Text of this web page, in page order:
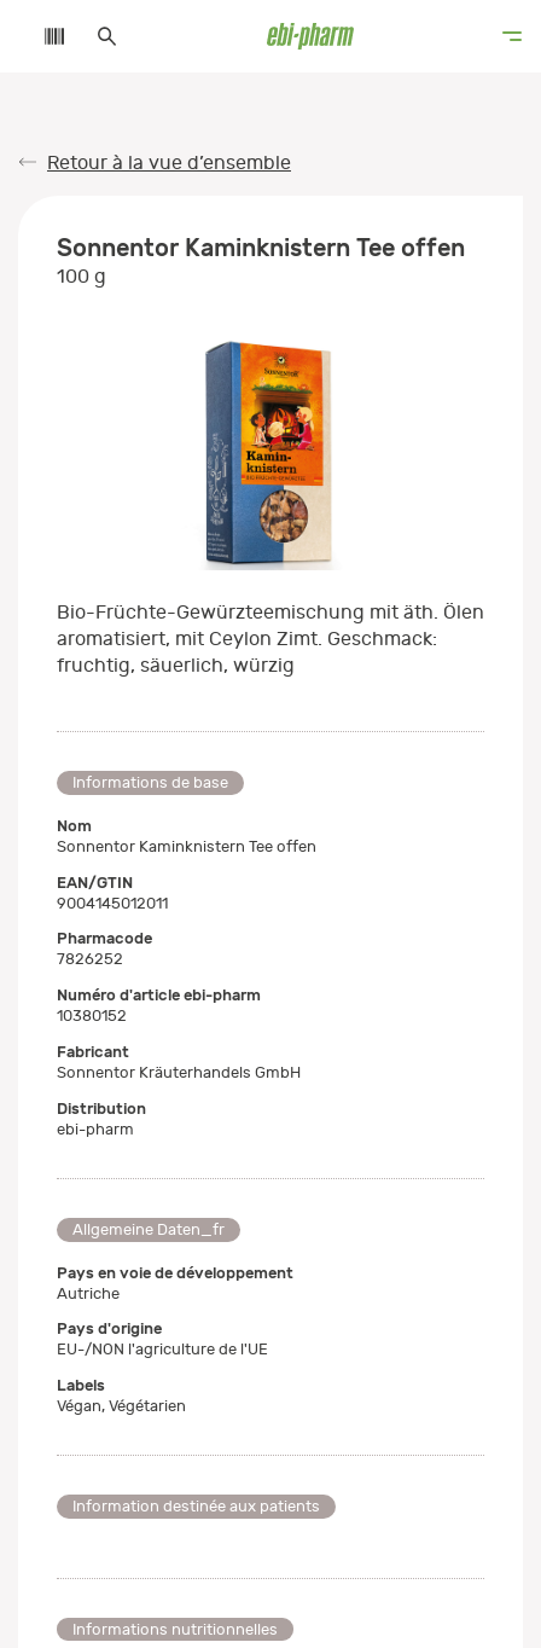
Retour à la vue d’ensemble
Sonnentor Kaminknistern Tee offen
100 g
Bio-Früchte-Gewürzteemischung mit äth. Ölen
aromatisiert, mit Ceylon Zimt. Geschmack:
fruchtig, säuerlich, würzig
Informations de base
Nom
Sonnentor Kaminknistern Tee offen
EAN/GTIN
9004145012011
Pharmacode
7826252
Numéro d'article ebi-pharm
10380152
Fabricant
Sonnentor Kräuterhandels GmbH
Distribution
ebi-pharm
Allgemeine Daten_fr
Pays en voie de développement
Autriche
Pays d'origine
EU-/NON l'agriculture de l'UE
Labels
Végan, Végétarien
Information destinée aux patients
Informations nutritionnelles